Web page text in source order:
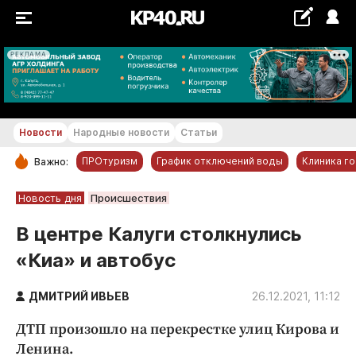
РЕКЛАМА
+15...+16 °С
РУБРИКИ
Новости компаний
Статьи
Народные новости
Благоустройство
Новости Народные новости Статьи
Важно: ПРОтуризм График отключений воды Клиника
Новость дня Происшествия
В центре Калуги столкнулись
«Киа» и автобус
ДМИТРИЙ ИВЬЕВ 26.12.2021, 11:12
ДТП произошло на перекрестке улиц Кирова и
Ленина.